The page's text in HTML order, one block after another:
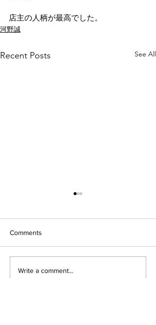
店主の人柄が最高でした。
河野誠
Recent Posts See All
景観生態学会in 石川
Comments
Write a comment...